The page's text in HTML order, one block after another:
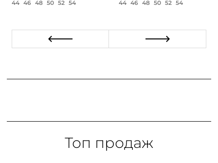
44 46 48 50 52 54
44 46 48 50 52 54
Топ продаж